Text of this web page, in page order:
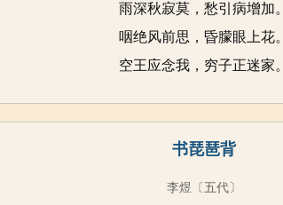
雨深秋寂莫，愁引病增加。
咽绝风前思，昏朦眼上花。
空王应念我，穷子正迷家。
书琵琶背
李煜 〔五代〕